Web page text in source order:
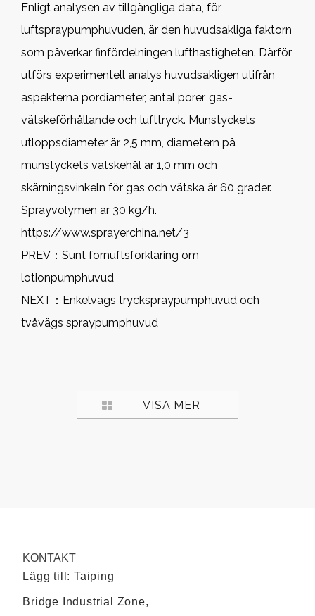
Enligt analysen av tillgängliga data, för
luftspraypumphuvuden, är den huvudsakliga faktorn
som påverkar finfördelningen lufthastigheten. Därför
utförs experimentell analys huvudsakligen utifrån
aspekterna pordiameter, antal porer, gas-
vätskeförhållande och lufttryck. Munstyckets
utloppsdiameter är 2,5 mm, diametern på
munstyckets vätskehål är 1,0 mm och
skärningsvinkeln för gas och vätska är 60 grader.
Sprayvolymen är 30 kg/h.
https://www.sprayerchina.net/3
PREV： Sunt förnuftsförklaring om
lotionpumphuvud
NEXT： Enkelvägs tryckspraypumphuvud och
tvåvägs spraypumphuvud
VISA MER
KONTAKT
Lägg till: Taiping
Bridge Industrial Zone,